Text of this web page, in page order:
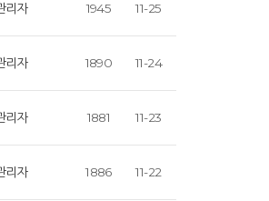
리자 1945 11-25
리자 1890 11-24
리자 1881 11-23
리자 1886 11-22